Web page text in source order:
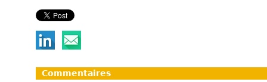
Commentaires